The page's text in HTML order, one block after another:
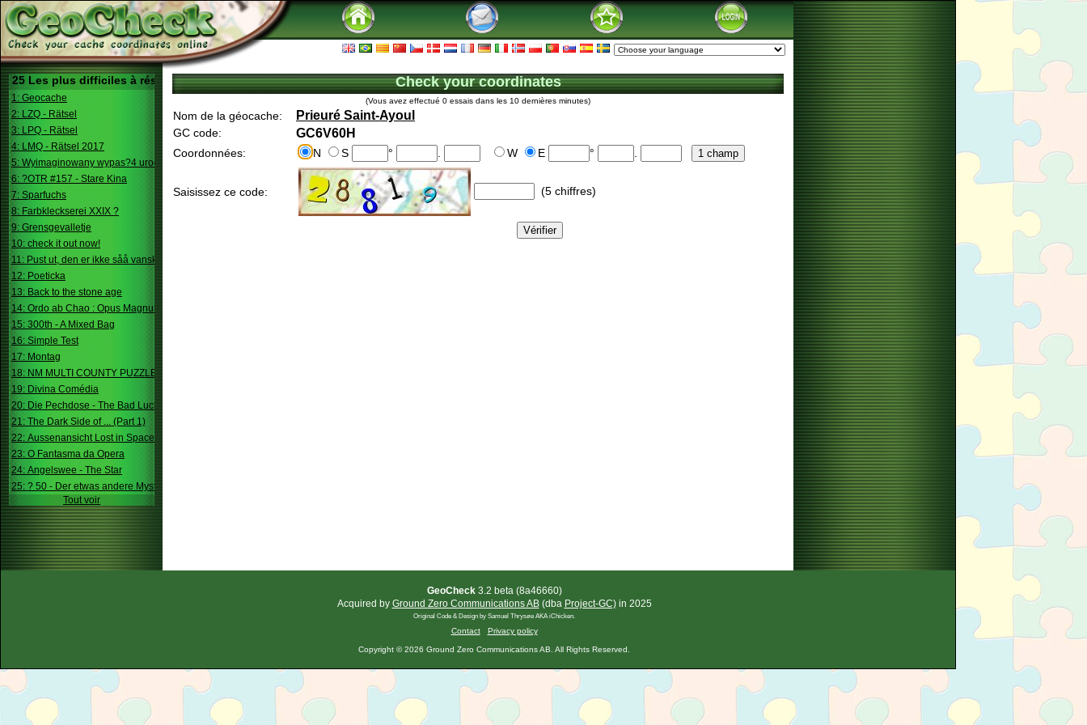
25 Les plus difficiles à résoudre
1: Geocache
2: LZQ - Rätsel
3: LPQ - Rätsel
4: LMQ - Rätsel 2017
5: Wyimaginowany wypas?4 urodziny
6: ?OTR #157 - Stare Kina
7: Sparfuchs
8: Farbkleckserei XXIX ?
9: Grensgevalletje
10: check it out now!
11: Pust ut, den er ikke såå vanskelig.
12: Poeticka
13: Back to the stone age
14: Ordo ab Chao : Opus Magnum
15: 300th - A Mixed Bag
16: Simple Test
17: Montag
18: NM MULTI COUNTY PUZZLE
19: Divina Comédia
20: Die Pechdose - The Bad Luck Box
21: The Dark Side of ... (Part 1)
22: Aussenansicht Lost in Space
23: O Fantasma da Opera
24: Angelswee - The Star
25: ? 50 - Der etwas andere Mystery
Tout voir
Check your coordinates
(Vous avez effectué 0 essais dans les 10 dernières minutes)
Nom de la géocache: Prieuré Saint-Ayoul
GC code: GC6V60H
Coordonnées: N S ° W E °
Saisissez ce code: (5 chiffres)
GeoCheck3.2 beta (8a46660)
Acquired by Ground Zero Communications AB(dba Project-GC)in 2025
Original Code & Design by Samuel Thrysøe AKA iChicken.
Contact Privacy policy
Copyright © 2026 Ground Zero Communications AB. All Rights Reserved.